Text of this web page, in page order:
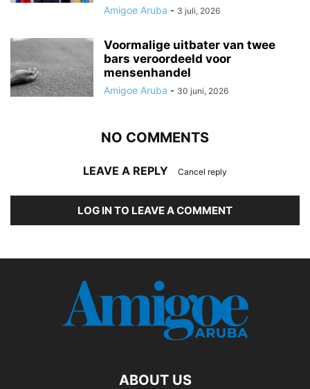
Amigoe Aruba - 3 juli, 2026
Voormalige uitbater van twee
bars veroordeeld voor
mensenhandel
Amigoe Aruba - 30 juni, 2026
NO COMMENTS
LEAVE A REPLY Cancel reply
LOG IN TO LEAVE A COMMENT
ABOUT US